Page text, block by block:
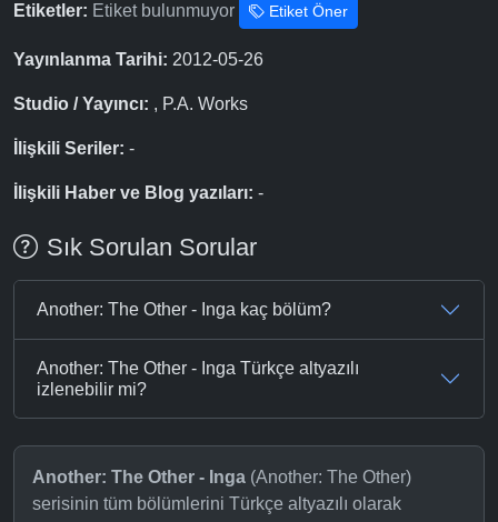
Etiketler: Etiket bulunmuyor Etiket Öner
Yayınlanma Tarihi: 2012-05-26
Studio / Yayıncı: , P.A. Works
İlişkili Seriler: -
İlişkili Haber ve Blog yazıları: -
Sık Sorulan Sorular
Another: The Other - Inga kaç bölüm?
Another: The Other - Inga Türkçe altyazılı
izlenebilir mi?
Another: The Other - Inga (Another: The Other)
serisinin tüm bölümlerini Türkçe altyazılı olarak